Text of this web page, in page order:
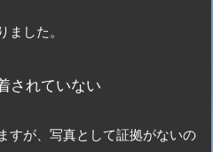
した。
されていない
すが、写真として証拠がないの